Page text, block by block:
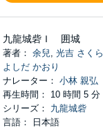
九龍城砦Ｉ 囲城
著者： 余兒, 光吉 さくら
よしだ かおり
ナレーター： 小林 親弘
再生時間： 10 時間 5 分
シリーズ： 九龍城砦
言語： 日本語